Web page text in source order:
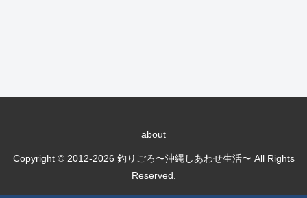
about
Copyright © 2012-2026 釣りごろ〜沖縄しあわせ生活〜 All Rights
Reserved.